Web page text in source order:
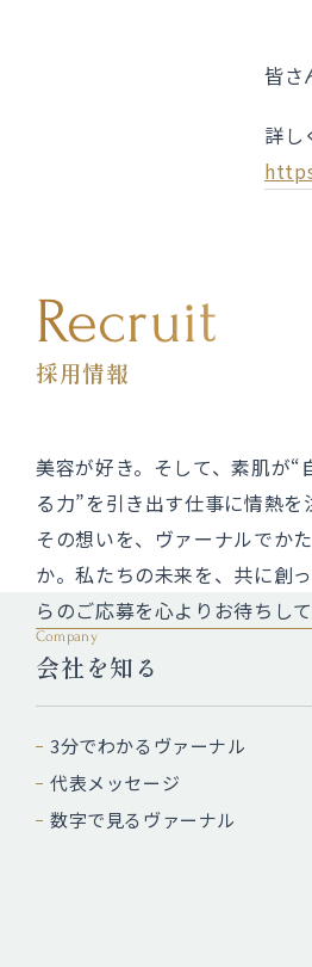
4
皆さ
詳し
Recruit
採用情報
美容が好き。そして、素肌が“
る力”を引き出す仕事に情熱を
その想いを、ヴァーナルでか
か。私たちの未来を、共に創
らのご応募を心よりお待ちして
Company
会社を知る
3分でわかるヴァーナル
代表メッセージ
数字で見るヴァーナル